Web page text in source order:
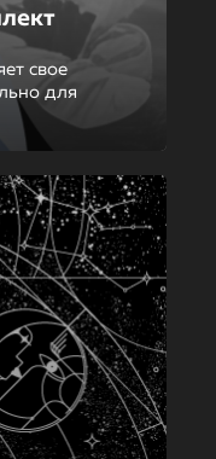
свое
для